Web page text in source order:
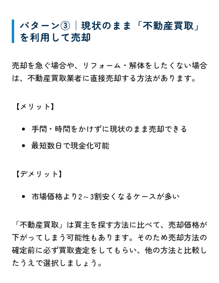
パターン③│現状のまま「不動産買取」
を利用して売却
売却を急ぐ場合や、リフォーム・解体をしたくない場合
は、不動産買取業者に直接売却する方法があります。
【メリット】
手間・時間をかけずに現状のまま売却できる
最短数日で現金化可能
【デメリット】
市場価格より2～3割安くなるケースが多い
「不動産買取」は買主を探す方法に比べて、売却価格が
下がってしまう可能性もあります。そのため売却方法の
確定前に必ず買取査定をしてもらい、他の方法と比較し
たうえで選択しましょう。